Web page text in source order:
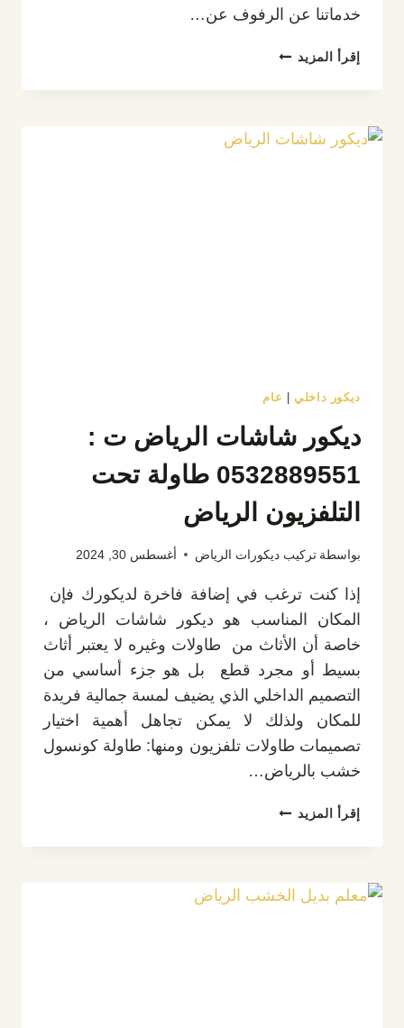
خدماتنا عن الرفوف عن…
إقرأ المزيد ديكورات
الرياض
0532889551
ديكور داخلي عام
ديكور شاشات الرياض ت :
0532889551 طاولة تحت
التلفزيون الرياض
بواسطة تركيب ديكورات الرياض أغسطس 30, 2024
إذا كنت ترغب في إضافة فاخرة لديكورك فإن
المكان المناسب هو ديكور شاشات الرياض ،
خاصة أن الأثاث من طاولات وغيره لا يعتبر أثاث
بسيط أو مجرد قطع بل هو جزء أساسي من
التصميم الداخلي الذي يضيف لمسة جمالية فريدة
للمكان ولذلك لا يمكن تجاهل أهمية اختيار
تصميمات طاولات تلفزيون ومنها: طاولة كونسول
خشب بالرياض…
إقرأ المزيد ديكور
الرياض
: